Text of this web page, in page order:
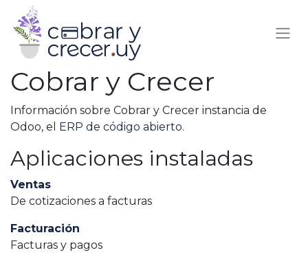
Cobrar y Crecer
Información sobre Cobrar y Crecer instancia de
Odoo, el ERP de código abierto.
Aplicaciones instaladas
Ventas
De cotizaciones a facturas
Facturación
Facturas y pagos